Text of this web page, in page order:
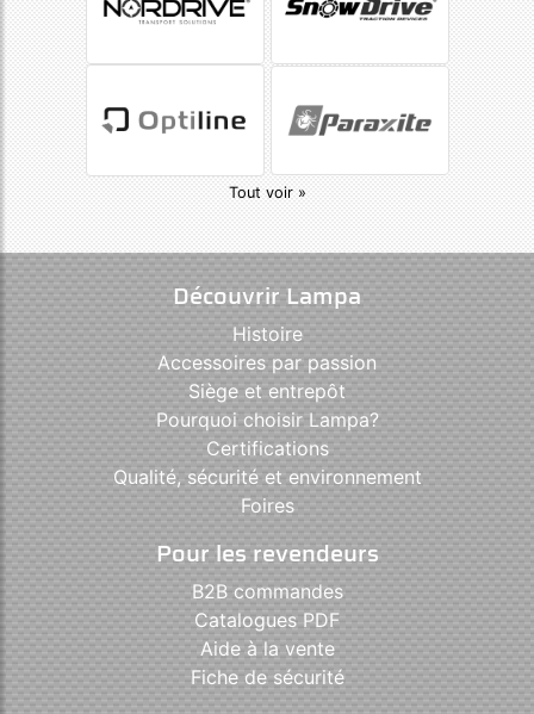
Tout voir »
Découvrir Lampa
Histoire
Accessoires par passion
Siège et entrepôt
Pourquoi choisir Lampa?
Certifications
Qualité, sécurité et environnement
Foires
Pour les revendeurs
B2B commandes
Catalogues PDF
Aide à la vente
Fiche de sécurité